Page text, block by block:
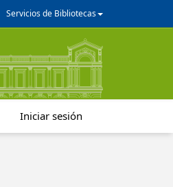
Servicios de Bibliotecas
Iniciar sesión